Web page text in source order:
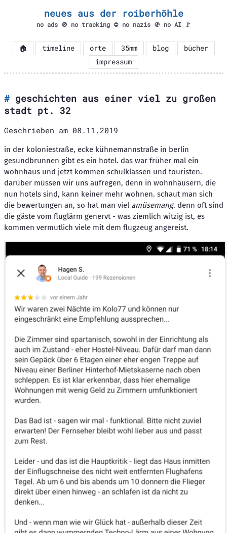
neues aus der roiberhöhle
no ads 🚫 no tracking ⛔ no nazis 🚯 no AI 🚩
🏠 timeline orte 35mm blog
bücher
impressum
geschichten aus einer viel zu großen
stadt pt. 32
Geschrieben am 08.11.2019
in der koloniestraße, ecke kühnemannstraße in berlin
gesundbrunnen gibt es ein hotel. das war früher mal ein
wohnhaus und jetzt kommen schulklassen und touristen.
darüber müssen wir uns aufregen, denn in wohnhäusern, die
nun hotels sind, kann keiner mehr wohnen. schaut man sich
die bewertungen an, so hat man viel amüsemang. denn oft sind
die gäste vom fluglärm genervt - was ziemlich witzig ist, es
kommen vermutlich viele mit dem flugzeug angereist.